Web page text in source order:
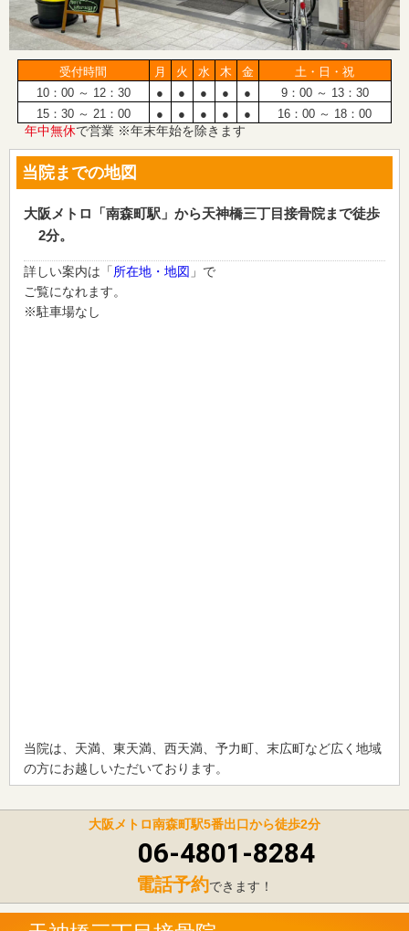
受付時間 月 火 水 木 金
土・日・祝
10：00 ～ 12：30
● ● ● ● ●
9：00 ～ 13：30
15：30 ～ 21：00
● ● ● ● ● 16：00 ～ 18：00
年中無休で営業 ※年末年始を除きます
当院までの地図
大阪メトロ「南森町駅」から天神橋三丁目接骨院まで徒歩
2分。
詳しい案内は「所在地・地図 」で
ご覧になれます。
※駐車場なし
当院は、天満、東天満、西天満、予力町、末広町など広く地域
の方にお越しいただいております。
大阪メトロ南森町駅5番出口から徒歩2分
06-4801-8284
電話予約できます！